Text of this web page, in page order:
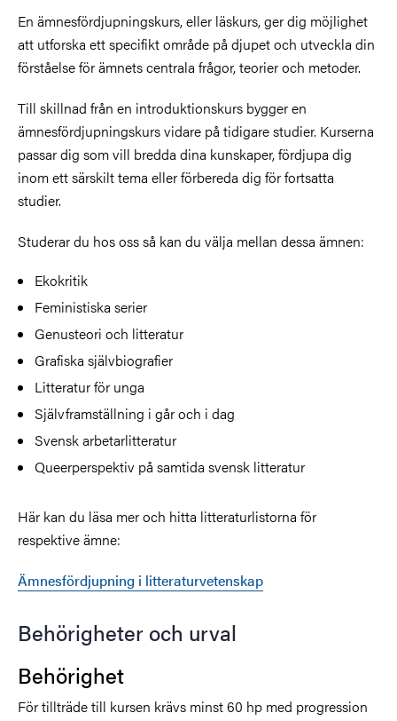
En ämnesfördjupningskurs, eller läskurs, ger dig möjlighet
att utforska ett specifikt område på djupet och utveckla din
förståelse för ämnets centrala frågor, teorier och metoder.
Till skillnad från en introduktionskurs bygger en
ämnesfördjupningskurs vidare på tidigare studier. Kurserna
passar dig som vill bredda dina kunskaper, fördjupa dig
inom ett särskilt tema eller förbereda dig för fortsatta
studier.
Studerar du hos oss så kan du välja mellan dessa ämnen:
Ekokritik
Feministiska serier
Genusteori och litteratur
Grafiska självbiografier
Litteratur för unga
Självframställning i går och i dag
Svensk arbetarlitteratur
Queerperspektiv på samtida svensk litteratur
Här kan du läsa mer och hitta litteraturlistorna för
respektive ämne:
Ämnesfördjupning i litteraturvetenskap
Behörigheter och urval
Behörighet
För tillträde till kursen krävs minst 60 hp med progression